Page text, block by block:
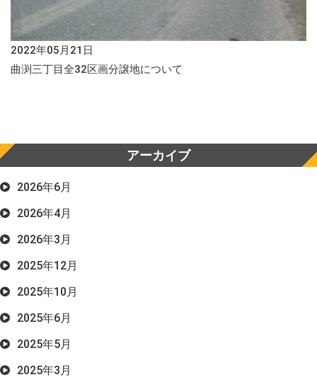
2022年05月21日
曲渕三丁目全32区画分譲地について
アーカイブ
2026年6月
2026年4月
2026年3月
2025年12月
2025年10月
2025年6月
2025年5月
2025年3月